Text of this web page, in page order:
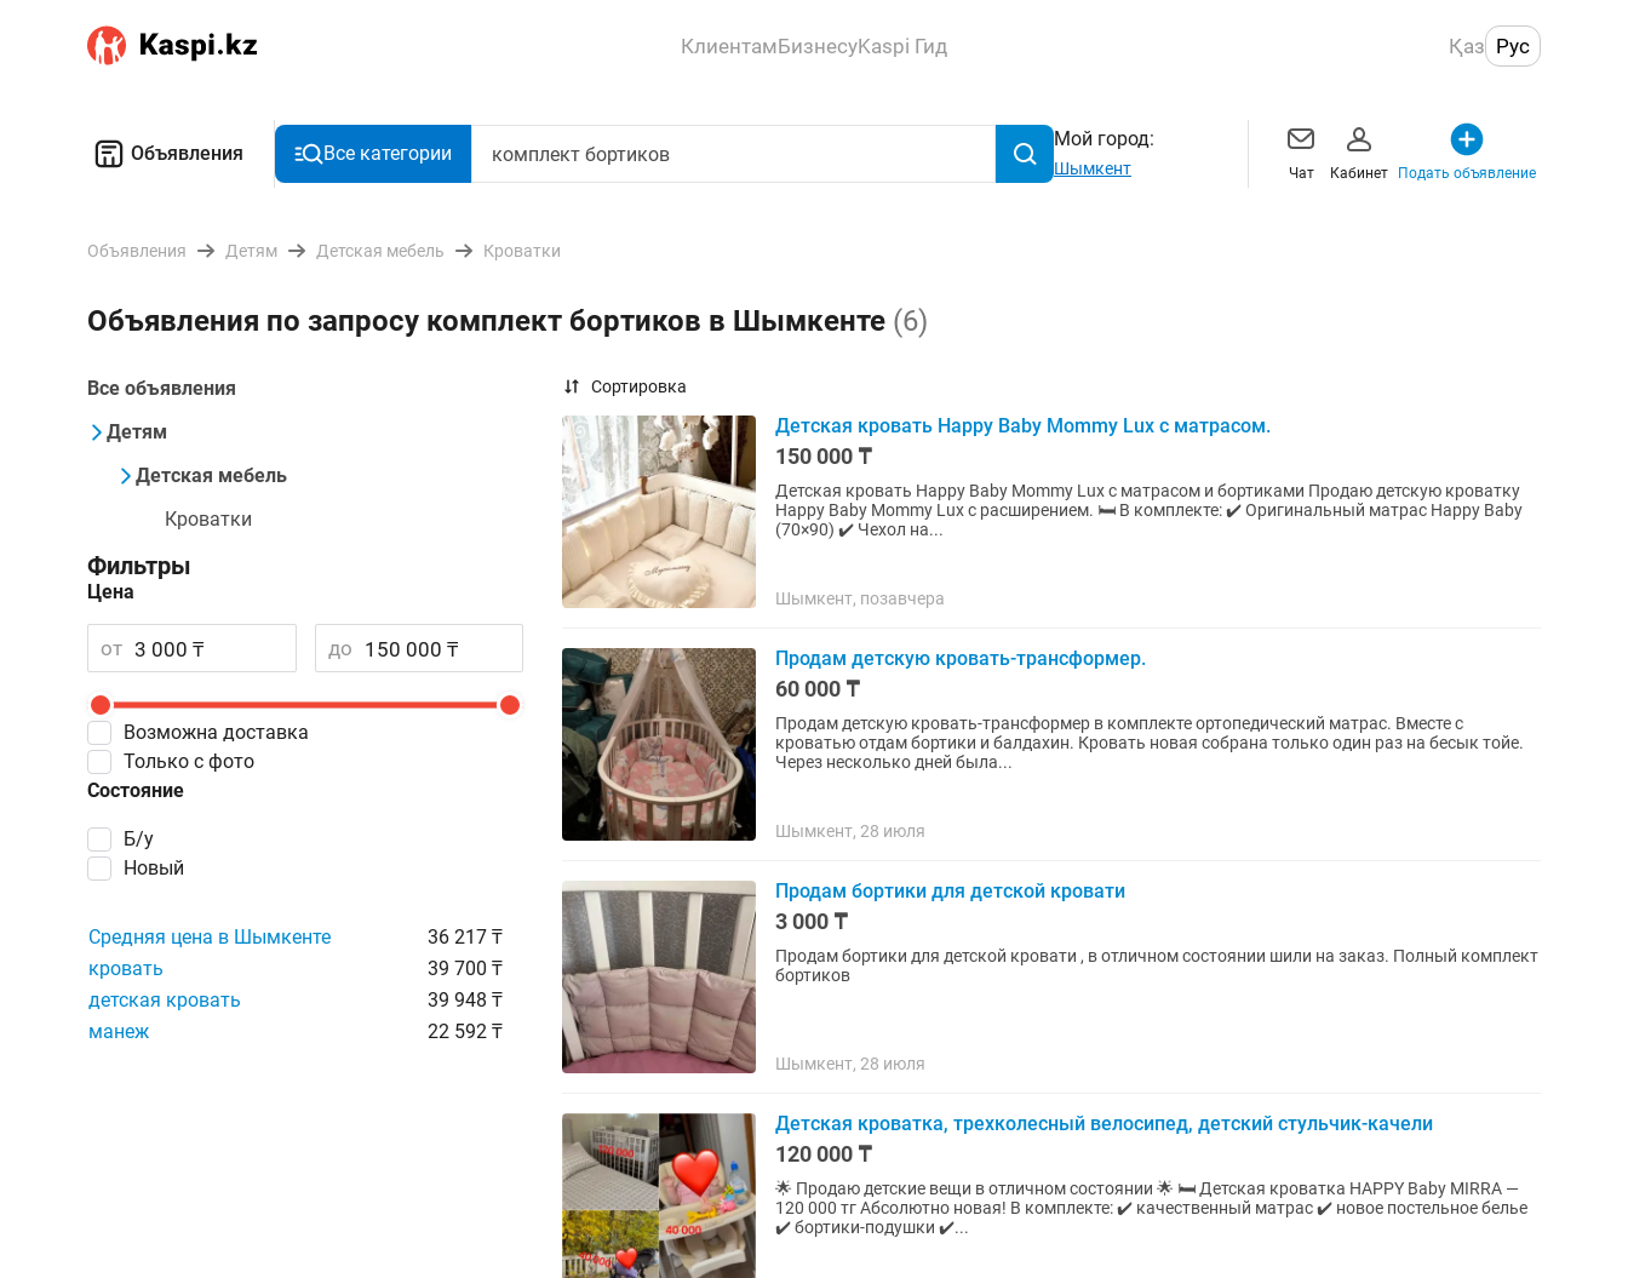
КлиентамБизнесуKaspi Гид Қаз Рус
Объявления Все категории
Мой город:
Шымкент Чат Кабинет Подать объявление
Объявления Детям Детская мебель Кроватки
Объявления по запросу комплект бортиков в Шымкенте (6)
Все объявления
Детям
Детская мебель
Кроватки
Фильтры
Цена
от до
Возможна доставка
Состояние
Б/у
Новый
Только с фото
Средняя цена в Шымкенте
36 217 ₸
кровать
39 700 ₸
детская кровать
39 948 ₸
манеж
22 592 ₸
Сортировка
Детская кровать Happy Baby Mommy Lux с матрасом.
150 000 ₸
Детская кровать Happy Baby Mommy Lux с матрасом и бортиками Продаю детскую кроватку
Happy Baby Mommy Lux с расширением. 🛏️ В комплекте: ✔️ Оригинальный матрас Happy Baby
(70×90) ✔️ Чехол на...
Шымкент, позавчера
Продам детскую кровать-трансформер.
60 000 ₸
Продам детскую кровать-трансформер в комплекте ортопедический матрас. Вместе с
кроватью отдам бортики и балдахин. Кровать новая собрана только один раз на бесык тойе.
Через несколько дней была...
Шымкент, 28 июля
Продам бортики для детской кровати
3 000 ₸
Продам бортики для детской кровати , в отличном состоянии шили на заказ. Полный комплект
бортиков
Шымкент, 28 июля
Детская кроватка, трехколесный велосипед, детский стульчик-качели
120 000 ₸
🌟 Продаю детские вещи в отличном состоянии 🌟 🛏️ Детская кроватка HAPPY Baby MIRRA —
120 000 тг Абсолютно новая! В комплекте: ✔️ качественный матрас ✔️ новое постельное белье
✔️ бортики-подушки ✔️...